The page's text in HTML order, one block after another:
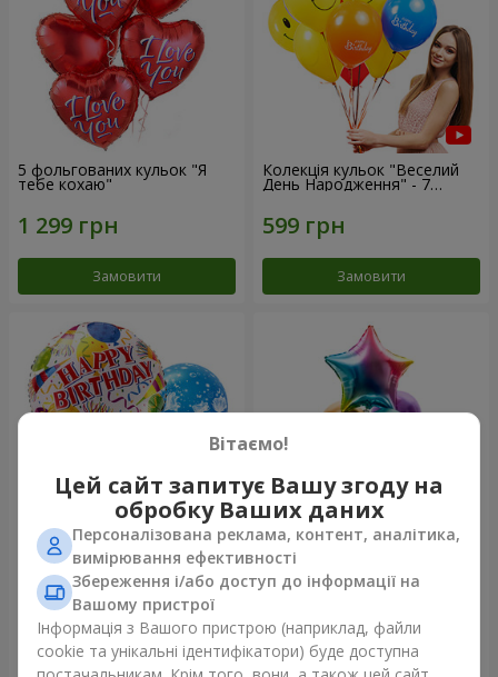
5 фольгованих кульок "Я
тебе кохаю"
Замовити
Колекція кульок "Веселий
День Народження" - 7
кульок
Замовити
Мікс гелієвих кульок
"Привітання!"
Замовити
Фонтан куль "Arcobaleno"
Замовити
Вітаємо!
Цей сайт запитує Вашу згоду на
обробку Ваших даних
Персоналізована реклама, контент, аналітика,
вимірювання ефективності
Збереження і/або доступ до інформації на
Вашому пристрої
Інформація з Вашого пристрою (наприклад, файли
cookie та унікальні ідентифікатори) буде доступна